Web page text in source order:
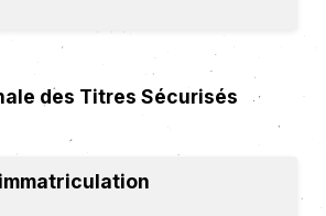
des Titres Sécurisés